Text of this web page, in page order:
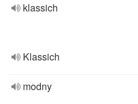
klassich
Klassich
modny